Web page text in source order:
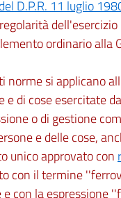
D.P.R. 11 luglio
ordinario
norme si applicano
e di cose esercitate
o di gestione
e delle cose,
unico approvato con
con il termine
con la espressione